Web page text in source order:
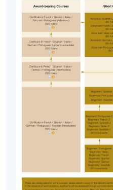
十堂, 合共三十小时
地点
港大保良何鸿燊社区书院